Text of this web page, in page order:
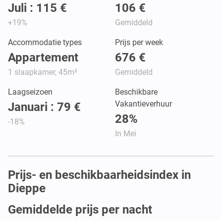
Juli : 115 €
+19%
106 €
Gemiddeld
Accommodatie types
Appartement
1 slaapkamer, 45m²
Prijs per week
676 €
Gemiddeld
Laagseizoen
Januari : 79 €
-18%
Beschikbare
Vakantieverhuur
28%
In Mei
Prijs- en beschikbaarheidsindex in
Dieppe
Gemiddelde prijs per nacht